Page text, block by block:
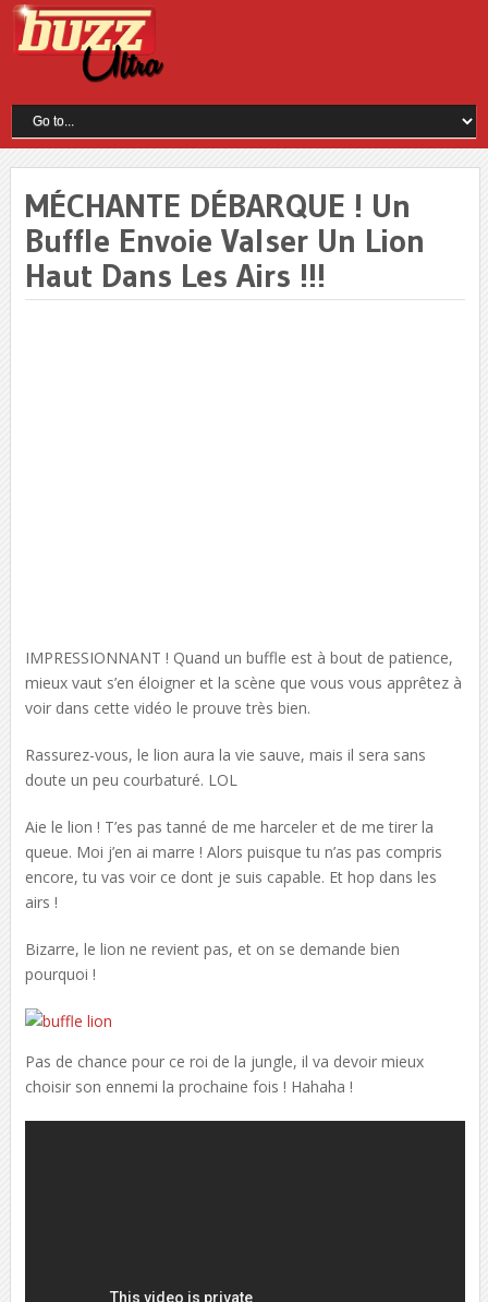
MÉCHANTE DÉBARQUE ! Un
Buffle Envoie Valser Un Lion
Haut Dans Les Airs !!!
IMPRESSIONNANT ! Quand un buffle est à bout de patience,
mieux vaut s’en éloigner et la scène que vous vous apprêtez à
voir dans cette vidéo le prouve très bien.
Rassurez-vous, le lion aura la vie sauve, mais il sera sans
doute un peu courbaturé. LOL
Aie le lion ! T’es pas tanné de me harceler et de me tirer la
queue. Moi j’en ai marre ! Alors puisque tu n’as pas compris
encore, tu vas voir ce dont je suis capable. Et hop dans les
airs !
Bizarre, le lion ne revient pas, et on se demande bien
pourquoi !
Pas de chance pour ce roi de la jungle, il va devoir mieux
choisir son ennemi la prochaine fois ! Hahaha !